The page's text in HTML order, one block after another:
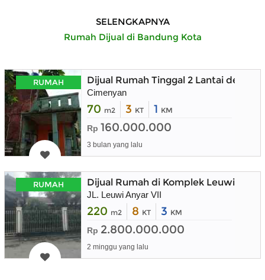
SELENGKAPNYA
Rumah Dijual di Bandung Kota
RUMAH Dijual Rumah Tinggal 2 Lantai
Cimenyan
70 m2 3 KT 1 KM
Rp 160.000.000
3 bulan yang lalu
RUMAH Dijual Rumah di Komplek Leuwi
JL. Leuwi Anyar VII
220 m2 8 KT 3 KM
Rp 2.800.000.000
2 minggu yang lalu